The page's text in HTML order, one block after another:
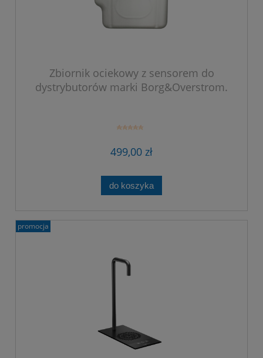
Zbiornik ociekowy z sensorem do
dystrybutorów marki Borg&Overstrom.
499,00 zł
do koszyka
promocja